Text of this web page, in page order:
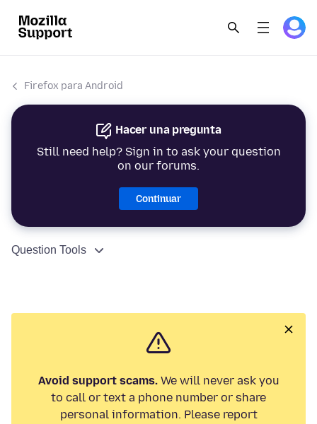
Firefox para Android
Hacer una pregunta
Still need help? Sign in to ask your question
on our forums.
Continuar
Question Tools
Avoid support scams.We will never ask you
to call or text a phone number or share
personal information. Please report